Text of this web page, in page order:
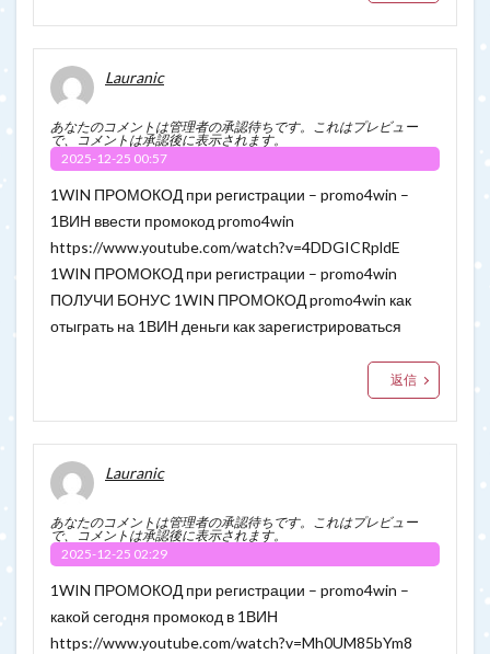
Lauranic
あなたのコメントは管理者の承認待ちです。これはプレビュー
で、コメントは承認後に表示されます。
2025-12-25 00:57
1WIN ПРОМОКОД при регистрации – promo4win –
1ВИН ввести промокод promo4win
https://www.youtube.com/watch?v=4DDGICRpldE
1WIN ПРОМОКОД при регистрации – promo4win
ПОЛУЧИ БОНУС 1WIN ПРОМОКОД promo4win как
отыграть на 1ВИН деньги как зарегистрироваться
返信
Lauranic
あなたのコメントは管理者の承認待ちです。これはプレビュー
で、コメントは承認後に表示されます。
2025-12-25 02:29
1WIN ПРОМОКОД при регистрации – promo4win –
какой сегодня промокод в 1ВИН
https://www.youtube.com/watch?v=Mh0UM85bYm8